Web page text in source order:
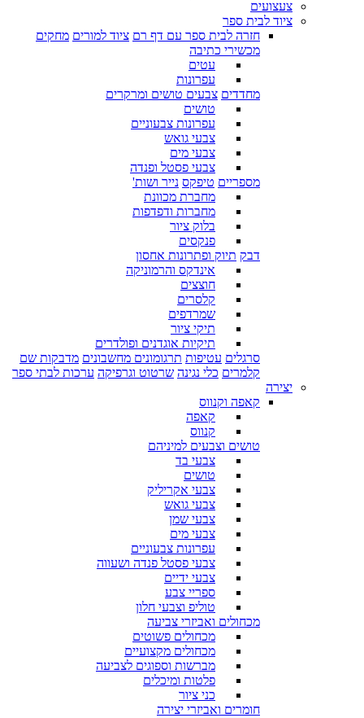
צעצועים
ציוד לבית ספר
חזרה לבית ספר עם דף רם ציוד למורים מחקים
מכשירי כתיבה
עטים
עפרונות
מחדדים צבעים טושים ומרקרים
טושים
עפרונות צבעוניים
צבעי גואש
צבעי מים
צבעי פסטל ופנדה
מספריים טיפקס נייר ושות'
מחברת מכוונת
מחברות ודפדפות
בלוק ציור
פנקסים
דבק תיוק ופתרונות אחסון
אינדקס והרמוניקה
חוצצים
קלסרים
שמרדפים
תיקי ציור
תיקיות אוגדנים ופולדרים
סרגלים עטיפות תרגומונים מחשבונים מדבקות שם
קלמרים כלי נגינה שרטוט וגרפיקה ערכות לבתי ספר
יצירה
קאפה וקנווס
קאפה
קנווס
טושים וצבעים למיניהם
צבעי בד
טושים
צבעי אקריליק
צבעי גואש
צבעי שמן
צבעי מים
עפרונות צבעוניים
צבעי פסטל פנדה ושעווה
צבעי ידיים
ספריי צבע
טוליפ וצבעי חלון
מכחולים ואביזרי צביעה
מכחולים פשוטים
מכחולים מקצועיים
מברשות וספוגים לצביעה
פלטות ומיכלים
כני ציור
חומרים ואביזרי יצירה